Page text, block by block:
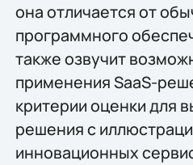
она отличается от
программного
также озвучит
применения SaaS-
критерии оценки для
решения с
инновационных